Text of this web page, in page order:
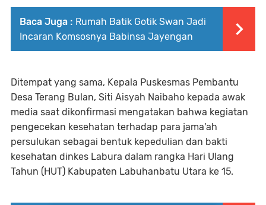
Baca Juga : Rumah Batik Gotik Swan Jadi
Incaran Komsosnya Babinsa Jayengan
Ditempat yang sama, Kepala Puskesmas Pembantu
Desa Terang Bulan, Siti Aisyah Naibaho kepada awak
media saat dikonfirmasi mengatakan bahwa kegiatan
pengecekan kesehatan terhadap para jama'ah
persulukan sebagai bentuk kepedulian dan bakti
kesehatan dinkes Labura dalam rangka Hari Ulang
Tahun (HUT) Kabupaten Labuhanbatu Utara ke 15.